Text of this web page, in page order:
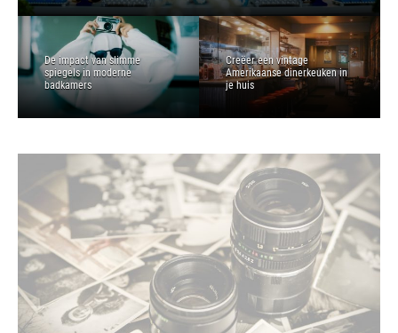
De impact van slimme
spiegels in moderne
badkamers
Creëer een vintage
Amerikaanse dinerkeuken in
je huis